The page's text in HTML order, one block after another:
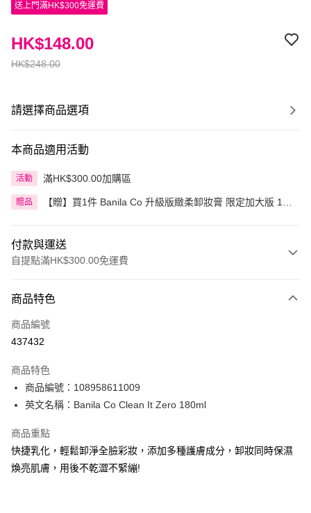
送上門滿HK$300免運費
HK$248.00
HK$148.00
請選擇商品選項
本商品適用活動
活動 滿HK$300.00加購區
贈品
【贈】買1件 Banila Co 升級版緻柔卸妝膏 限定加大版 180
付款與運送
自提點滿HK$300.00免運費
信用卡
Apple Pay
PayMe
WeChat Pay
BoC Pay
送貨方式
商品特色
商品編號
437432
商品特色
商品編號：108958611009
英文名稱：Banila Co Clean It Zero 180ml
商品重點
快捷乳化，輕鬆卸淨全臉彩妝，添加多種護膚成分，卸妝同時保濕
煥亮肌膚，用後不乾澀不緊繃!